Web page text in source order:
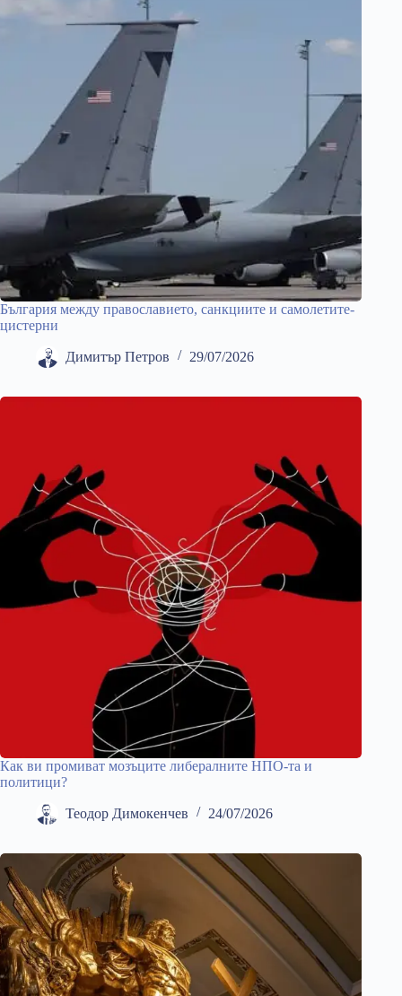
България между православието, санкциите и самолетите-
цистерни
Димитър Петров 29/07/2026
Как ви промиват мозъците либералните НПО-та и
политици?
Теодор Димокенчев 24/07/2026